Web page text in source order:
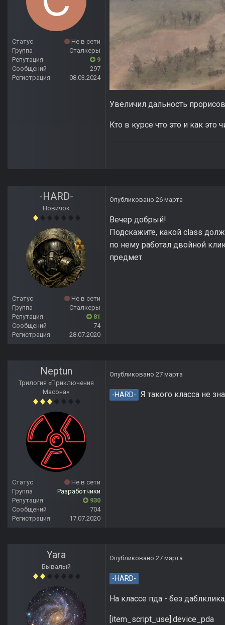
Статус
Не в сети
Группа
Сталкеры
Репутация
9
Сообщений
297
Регистрация
08.03.2024
Увеличил дальность
Кто в курсе что это и как это
-HARD-
Новичок
Статус
Не в сети
Группа
Сталкеры
Репутация
81
Сообщений
74
Регистрация
28.07.2020
Опубликовано 26 марта
Вечер добрый!
Подскажите, какой class
по нему работал двойной
предмет.
Neptun
Трилогия «Приключения
Масона»
Статус
Не в сети
Группа
Разработчики
Репутация
930
Сообщений
704
Регистрация
17.07.2020
Опубликовано 27 марта
-HARD- Я такого класса не
Yara
Бывалый
Опубликовано 27 марта
-HARD-
На классе пда - без
[item_script_use]:device_pda